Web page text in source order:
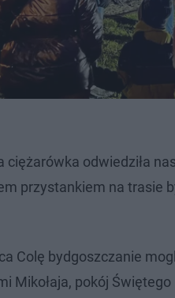
ciężarówka odwiedziła
przystankiem na trasie
Colę bydgoszczanie
Mikołaja, pokój